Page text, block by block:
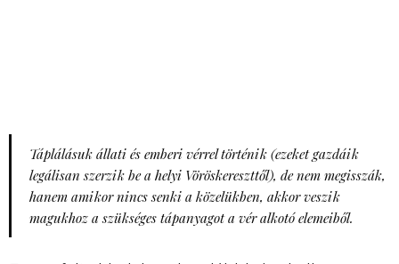
Táplálásuk állati és emberi vérrel történik (ezeket gazdáik
legálisan szerzik be a helyi Vöröskereszttől), de nem megisszák,
hanem amikor nincs senki a közelükben, akkor veszik
magukhoz a szükséges tápanyagot a vér alkotó elemeiből.